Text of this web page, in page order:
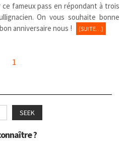
fameux pass en répondant à trois
On vous souhaite bonne
anniversaire nous !
(SUITE…)
1
SEEK
?